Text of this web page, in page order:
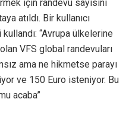
için randevu sayısını
atıldı. Bir kullanıcı
“Avrupa ülkelerine
VFS global randevuları
ama ne hikmetse parayı
ve 150 Euro isteniyor. Bu
acaba”